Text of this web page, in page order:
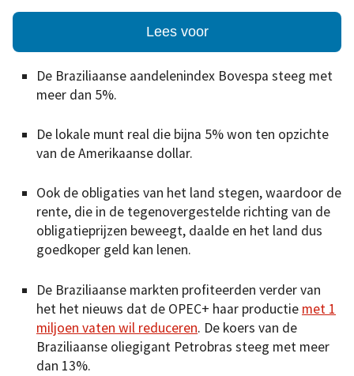
Lees voor
De Braziliaanse aandelenindex Bovespa steeg met
meer dan 5%.
De lokale munt real die bijna 5% won ten opzichte
van de Amerikaanse dollar.
Ook de obligaties van het land stegen, waardoor de
rente, die in de tegenovergestelde richting van de
obligatieprijzen beweegt, daalde en het land dus
goedkoper geld kan lenen.
De Braziliaanse markten profiteerden verder van
het het nieuws dat de OPEC+ haar productie met 1
miljoen vaten wil reduceren. De koers van de
Braziliaanse oliegigant Petrobras steeg met meer
dan 13%.